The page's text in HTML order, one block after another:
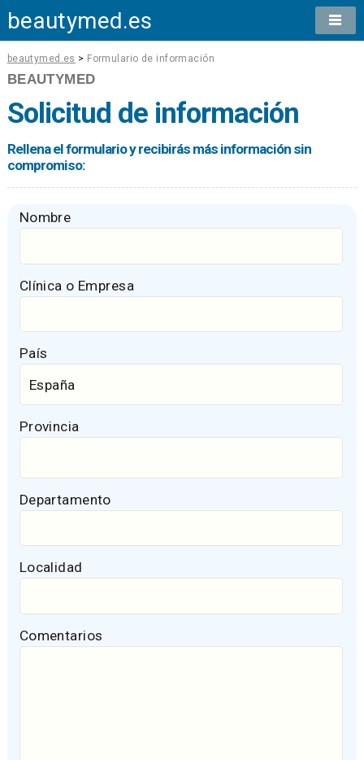
beautymed.es
beautymed.es > Formulario de información
BEAUTYMED
Solicitud de información
Rellena el formulario y recibirás más información sin
compromiso:
Nombre
Clínica o Empresa
País
Provincia
Departamento
Localidad
Comentarios